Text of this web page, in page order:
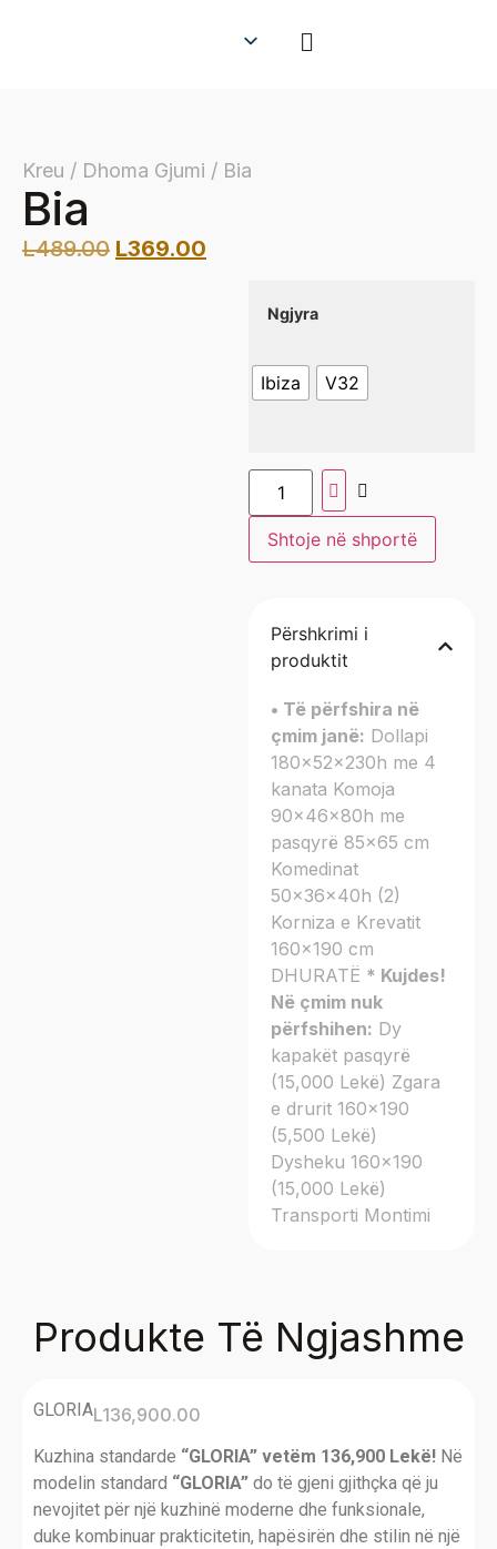
Kreu / Dhoma Gjumi / Bia
Bia
L489.00 L369.00
Ngjyra
Ibiza V32
Shtoje në shportë
Përshkrimi i
produktit
• Të përfshira në
çmim janë: Dollapi
180x52x230h me 4
kanata Komoja
90x46x80h me
pasqyrë 85×65 cm
Komedinat
50x36x40h (2)
Korniza e Krevatit
160×190 cm
DHURATË * Kujdes!
Në çmim nuk
përfshihen: Dy
kapakët pasqyrë
(15,000 Lekë) Zgara
e drurit 160×190
(5,500 Lekë)
Dysheku 160×190
(15,000 Lekë)
Transporti Montimi
Produkte Të Ngjashme
GLORIAL136,900.00
Kuzhina standarde “GLORIA” vetëm 136,900 Lekë! Në
modelin standard “GLORIA” do të gjeni gjithçka që ju
nevojitet për një kuzhinë moderne dhe funksionale,
duke kombinuar prakticitetin, hapësirën dhe stilin në një